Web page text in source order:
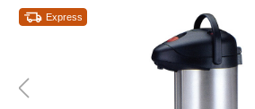
Express